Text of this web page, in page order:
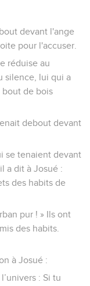
devant l'ange
pour l'accuser.
réduise au
silence, lui qui a
bout de bois
debout devant
se tenaient devant
a dit à Josué :
des habits de
pur ! » Ils ont
des habits.
à Josué :
: Si tu